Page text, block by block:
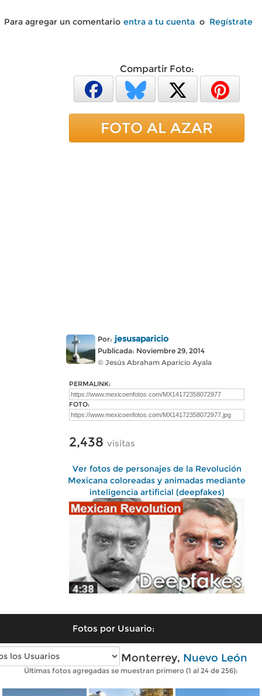
Para agregar un comentario entra a tu cuenta o Regístrate
Compartir Foto:
FOTO AL AZAR
Por: jesusaparicio
Publicada: Noviembre 29, 2014
© Jesús Abraham Aparicio Ayala
PERMALINK:
FOTO:
2,438 visitas
Ver fotos de personajes de la Revolución
Mexicana coloreadas y animadas mediante
inteligencia artificial (deepfakes)
Fotos por Usuario:
Fotos modernas de Monterrey, Nuevo León
Últimas fotos agregadas se muestran primero (1 al 24 de 256):